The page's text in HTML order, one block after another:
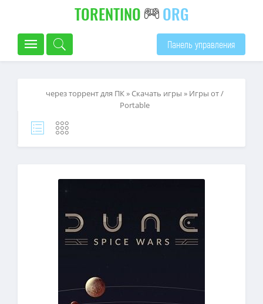
TORENTINO ORG
Панель управления
через торрент для ПК»Скачать игры » Игры от /
Portable